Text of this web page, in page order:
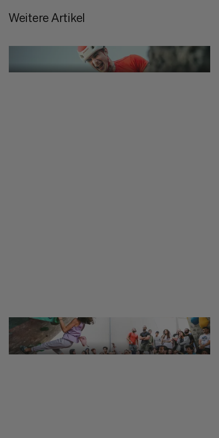
Weitere Artikel